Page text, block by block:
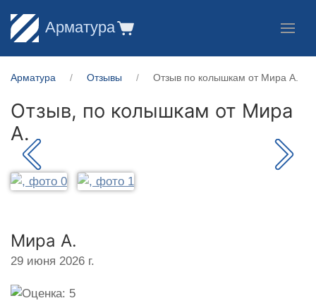
Арматура
Арматура Отзывы Отзыв по колышкам от Мира А.
Отзыв, по колышкам от Мира
А.
Мира А.
29 июня 2026 г.